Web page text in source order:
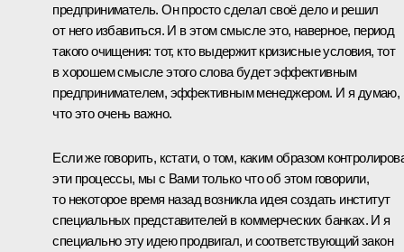
предприниматель. Он просто сделал своё дело и решил
от него избавиться. И в этом смысле это, наверное, период
такого очищения: тот, кто выдержит кризисные условия, тот
в хорошем смысле этого слова будет эффективным
предпринимателем, эффективным менеджером. И я думаю,
что это очень важно.
Если же говорить, кстати, о том, каким образом
эти процессы, мы с Вами только что об этом говорили,
то некоторое время назад возникла идея создать институт
специальных представителей в коммерческих банках. И я
специально эту идею продвигал, и соответствующий закон